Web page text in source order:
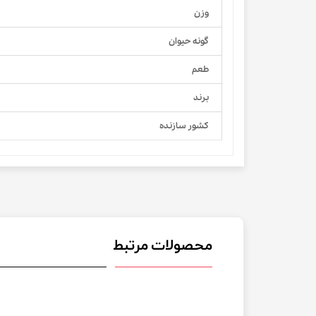
وزن
گونه حیوان
طعم
برند
کشور سازنده
محصولات مرتبط